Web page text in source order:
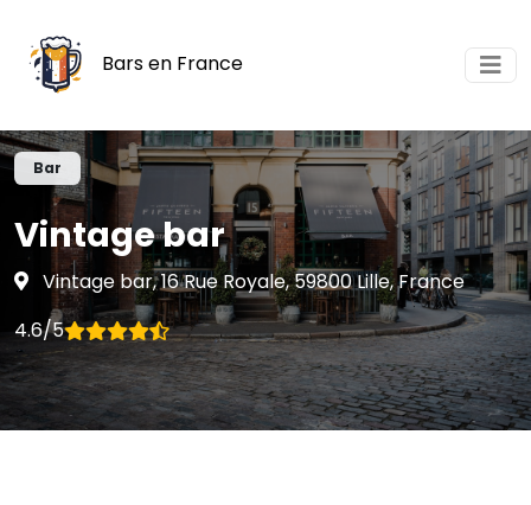
Bars en France
Bar
Vintage bar
Vintage bar, 16 Rue Royale, 59800 Lille, France
4.6/5